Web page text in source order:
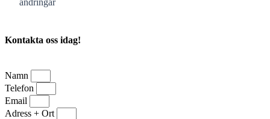
ändringar
Kontakta oss idag!
Namn
Telefon
Email
Adress + Ort